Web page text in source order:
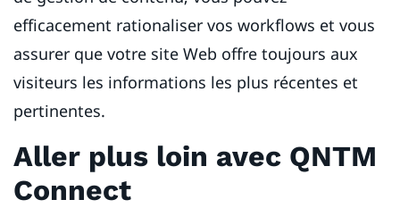
efficacement rationaliser vos workflows et vous
assurer que votre site Web offre toujours aux
visiteurs les informations les plus récentes et
pertinentes.
Aller plus loin avec QNTM
Connect